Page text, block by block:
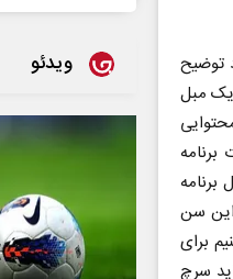
توضیح
یک مبل
از این سن
برای
سرچ
ویدئو